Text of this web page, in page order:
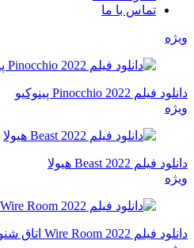
تماس با ما
ویژه
دانلود فیلم Pinocchio 2022 پینوکیو
ویژه
دانلود فیلم Beast 2022 هیولا
ویژه
دانلود فیلم Wire Room 2022 اتاق شنود